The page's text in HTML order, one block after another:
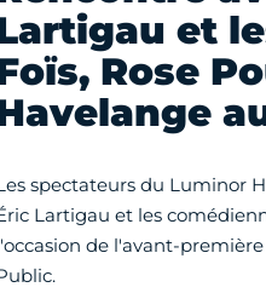
et
Rose
spectateurs du Luminor
Lartigau et les
de l'avant-